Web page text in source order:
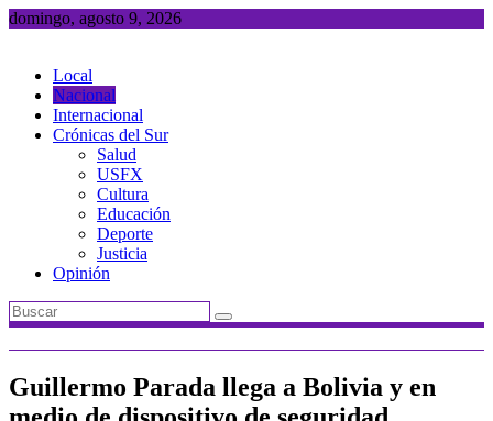
Saltar
domingo, agosto 9, 2026
Local
Nacional
Internacional
Crónicas del Sur
Salud
USFX
Cultura
Educación
Deporte
Justicia
Opinión
Guillermo Parada llega a Bolivia y en